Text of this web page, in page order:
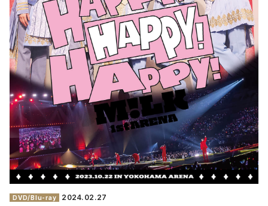
DVD/Blu-ray 2024. 02.27